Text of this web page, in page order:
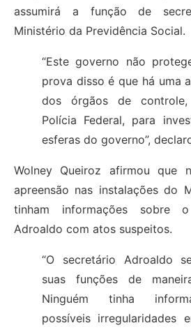
assumirá a função de
Ministério da Previdência Social.
“Este governo não
prova disso é que há uma
dos órgãos de
Polícia Federal, para
esferas do governo”,
Wolney Queiroz afirmou que
apreensão nas instalações do
tinham informações sobre
Adroaldo com atos suspeitos.
“O secretário Adroaldo
suas funções de
Ninguém tinha
possíveis irregularidades